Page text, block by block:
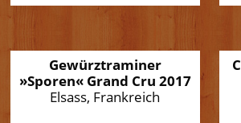
Gewürztraminer
»Sporen« Grand Cru 2017
Elsass, Frankreich